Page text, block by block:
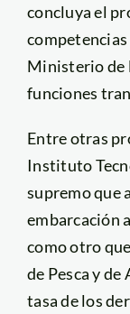
concluya el
competencias
Ministerio de
funciones
Entre otras
Instituto
supremo que
embarcación
como otro
de Pesca y
tasa de los